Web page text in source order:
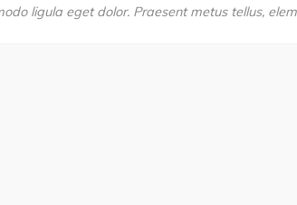
ligula eget dolor. Praesent metus tellus,